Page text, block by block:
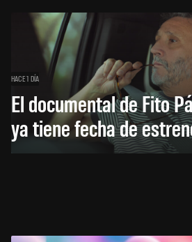
HACE 1 DÍA
El documental de Fito
ya tiene fecha de